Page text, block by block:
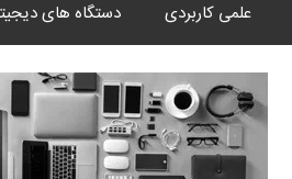
علمی کاربردی دستگاه های